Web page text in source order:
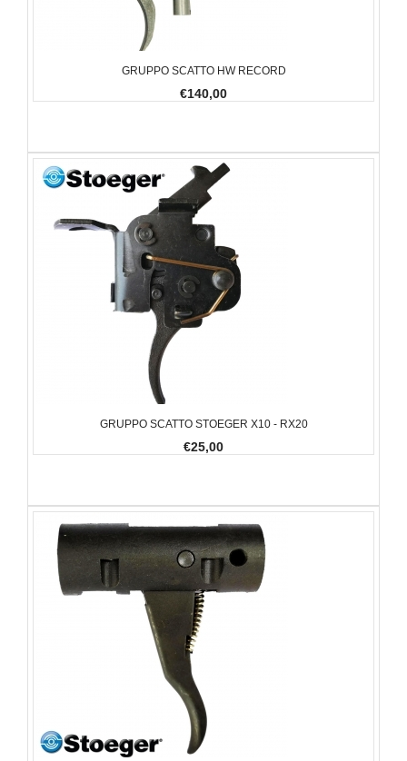
GRUPPO SCATTO HW RECORD
€140,00
GRUPPO SCATTO STOEGER X10 - RX20
€25,00